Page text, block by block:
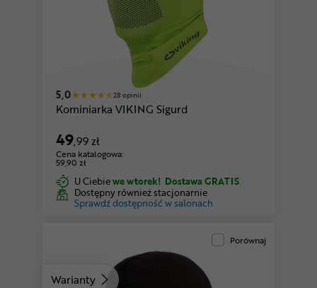
5,0 28 opinii
Kominiarka VIKING Sigurd
49,99 zł
Cena katalogowa:
59,90 zł
U Ciebiewe wtorek! Dostawa GRATIS
Dostępny również stacjonarnie
Sprawdź dostępność w salonach
Warianty
Porównaj